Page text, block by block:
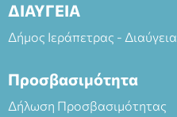
ΔΙΑΥΓΕΙΑ
Δήμος Ιεράπετρας - Διαύγεια
Προσβασιμότητα
Δήλωση Προσβασιμότητας